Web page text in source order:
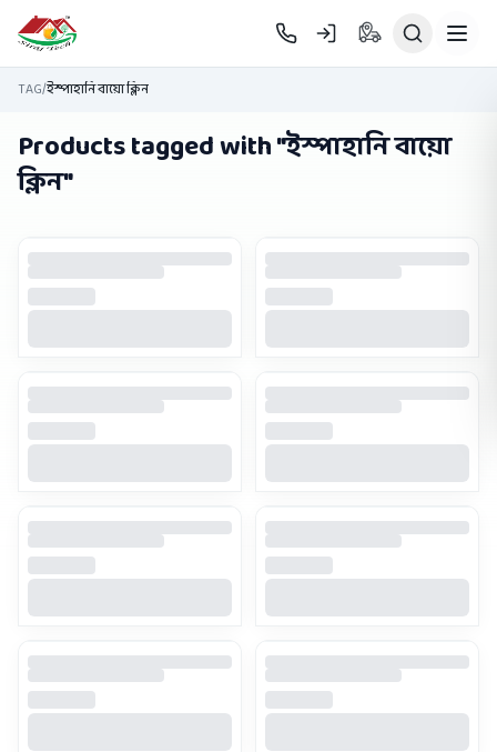
Skip to main content
TAG/ইস্পাহানি বায়ো ক্লিন
Products tagged with "ইস্পাহানি বায়ো
ক্লিন"